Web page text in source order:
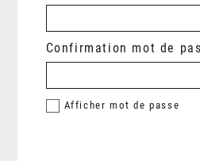
Confirmation mot de
Afficher mot de passe